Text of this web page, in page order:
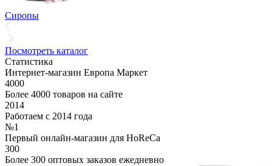
Сиропы
Посмотреть каталог
Статистика
Интернет-магазин Европа Маркет
4000
Более 4000 товаров на сайте
2014
Работаем с 2014 года
№1
Первый онлайн-магазин для HoReCa
300
Более 300 оптовых заказов ежедневно